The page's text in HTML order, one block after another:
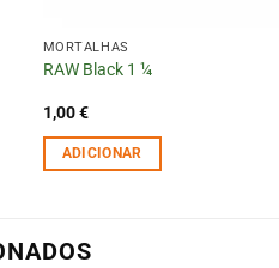
MORTALHAS
RAW Black 1 ¼
1,00€
ADICIONAR